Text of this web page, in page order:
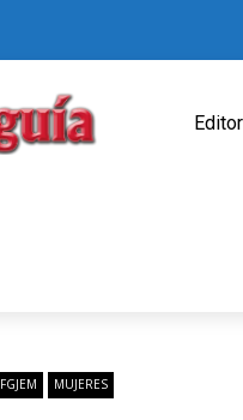
FGJEM MUJERES